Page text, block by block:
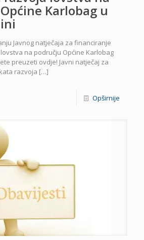
Karlobag u
Javnog natječaja za financiranje
na području Općine Karlobag
preuzeti ovdje! Javni natječaj za
razvoja […]
Opširnije